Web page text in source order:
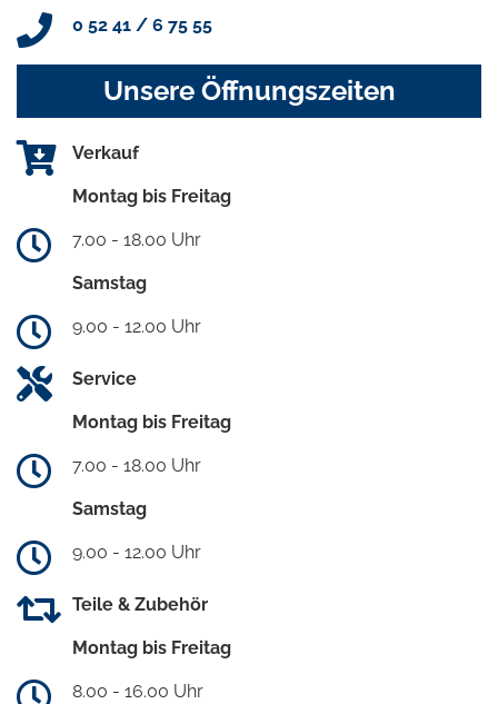
0 52 41 / 6 75 55
Unsere Öffnungszeiten
Verkauf
Montag bis Freitag
7.00 - 18.00 Uhr
Samstag
9.00 - 12.00 Uhr
Service
Montag bis Freitag
7.00 - 18.00 Uhr
Samstag
9.00 - 12.00 Uhr
Teile & Zubehör
Montag bis Freitag
8.00 - 16.00 Uhr